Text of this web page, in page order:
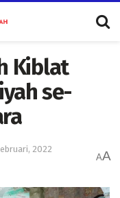
Kiblat
se-
2022
AA